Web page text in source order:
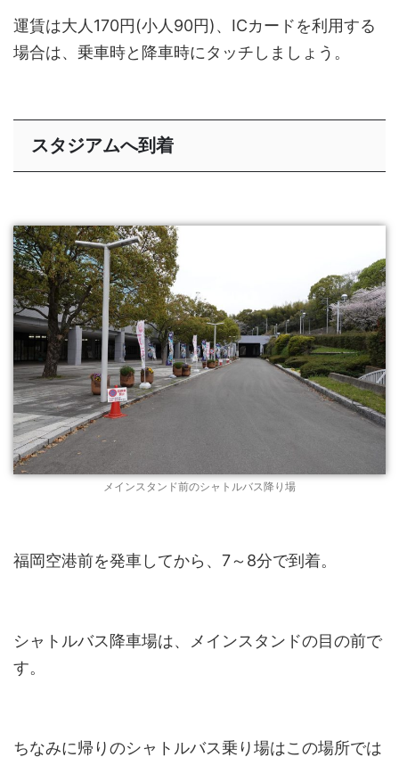
運賃は大人170円(小人90円)、ICカードを利用する
場合は、乗車時と降車時にタッチしましょう。
スタジアムへ到着
メインスタンド前のシャトルバス降り場
福岡空港前を発車してから、7～8分で到着。
シャトルバス降車場は、メインスタンドの目の前で
す。
ちなみに帰りのシャトルバス乗り場はこの場所では